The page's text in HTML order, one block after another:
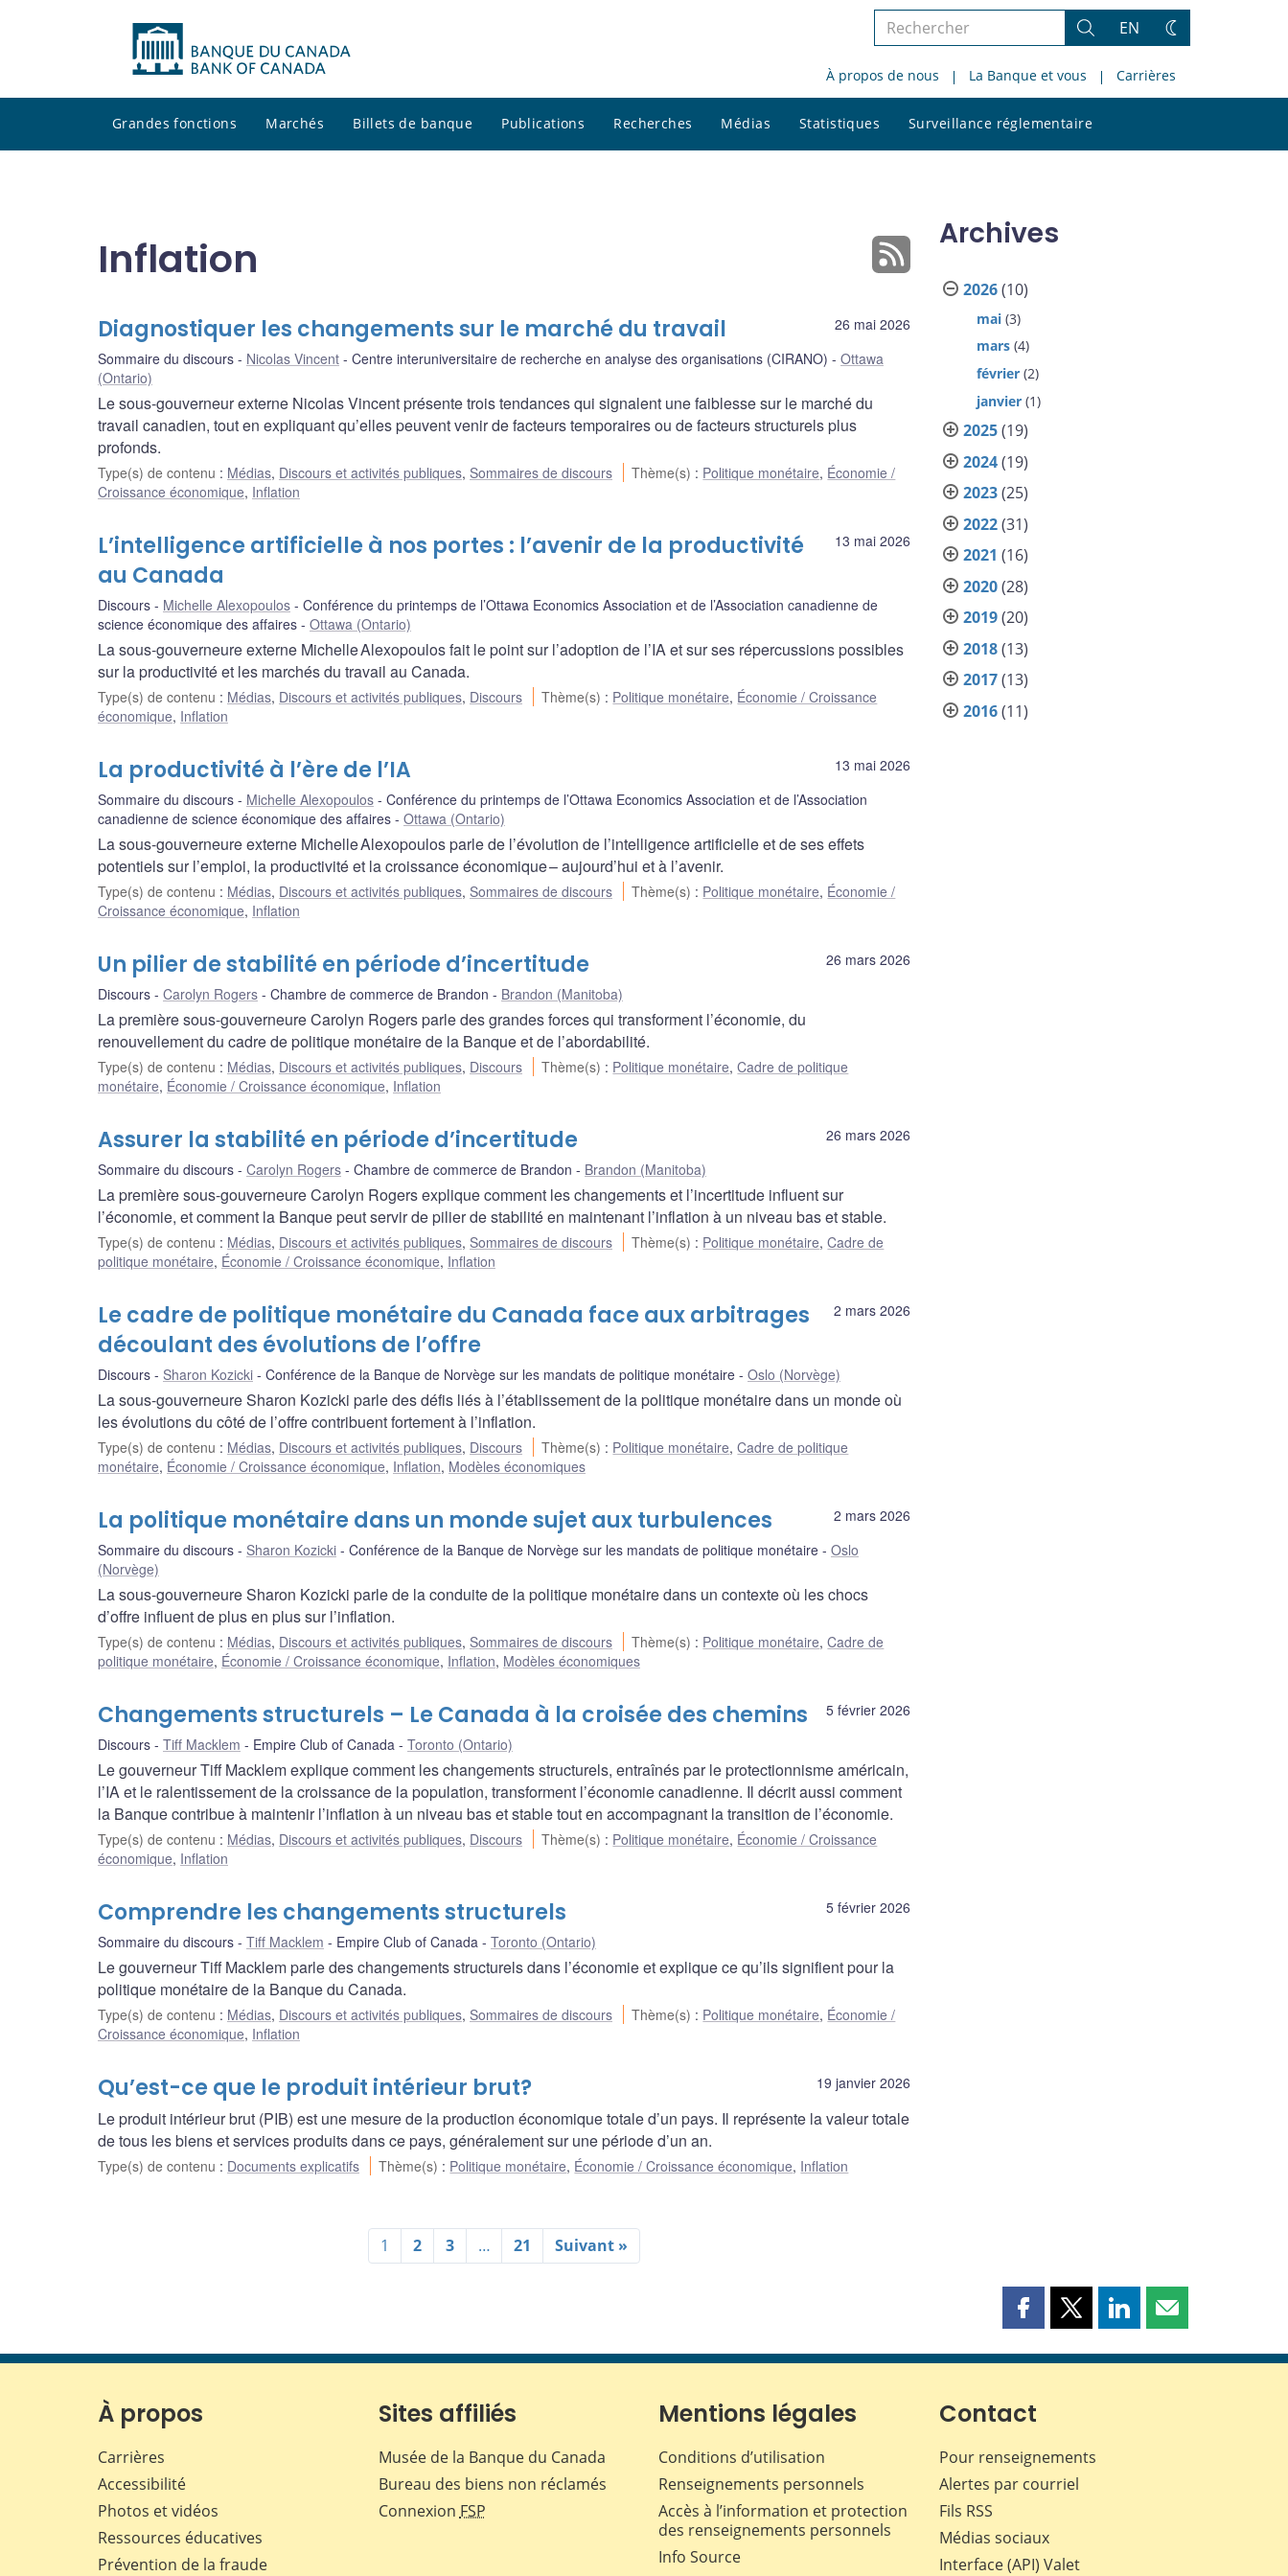
Rechercher
le
site
Rechercher
EN
Changez
thème
À propos de nous La Banque et vous Carrières
Grandes fonctions Marchés Billets de banque Publications Recherches Médias Statistiques Surveillance réglementaire
le
Inflation
26 mai 2026
Diagnostiquer les changements sur le marché du travail
Sommaire du discours Nicolas Vincent Centre interuniversitaire de recherche en analyse des organisations (CIRANO)
Ottawa
(Ontario)
Le sous-gouverneur externe Nicolas Vincent présente trois tendances qui signalent une faiblesse sur le marché du
travail canadien, tout en expliquant qu’elles peuvent venir de facteurs temporaires ou de facteurs structurels plus
profonds.
Type(s) de contenu : Médias, Discours et activités publiques, Sommaires de discours Thème(s) : Politique monétaire, Économie /
Croissance économique, Inflation
13 mai 2026
L’intelligence artificielle à nos portes : l’avenir de la productivité
au Canada
Discours Michelle Alexopoulos
Conférence du printemps de l’Ottawa Economics Association et de l’Association canadienne de
science économique des affaires
Ottawa (Ontario)
La sous‑gouverneure externe Michelle Alexopoulos fait le point sur l’adoption de l’IA et sur ses répercussions possibles
sur la productivité et les marchés du travail au Canada.
Type(s) de contenu : Médias, Discours et activités publiques, Discours Thème(s) : Politique monétaire, Économie / Croissance
économique, Inflation
13 mai 2026
La productivité à l’ère de l’IA
Sommaire du discours Michelle Alexopoulos
Conférence du printemps de l’Ottawa Economics Association et de l’Association
canadienne de science économique des affaires
Ottawa (Ontario)
La sous-gouverneure externe Michelle Alexopoulos parle de l’évolution de l’intelligence artificielle et de ses effets
potentiels sur l’emploi, la productivité et la croissance économique – aujourd’hui et à l’avenir.
Type(s) de contenu : Médias, Discours et activités publiques, Sommaires de discours Thème(s) : Politique monétaire, Économie /
Croissance économique, Inflation
26 mars 2026
Un pilier de stabilité en période d’incertitude
Discours Carolyn Rogers Chambre de commerce de Brandon Brandon (Manitoba)
La première sous-gouverneure Carolyn Rogers parle des grandes forces qui transforment l’économie, du
renouvellement du cadre de politique monétaire de la Banque et de l’abordabilité.
Type(s) de contenu : Médias, Discours et activités publiques, Discours Thème(s) : Politique monétaire,Cadre de politique
monétaire, Économie / Croissance économique, Inflation
26 mars 2026
Assurer la stabilité en période d’incertitude
Sommaire du discours Carolyn Rogers Chambre de commerce de Brandon Brandon (Manitoba)
La première sous-gouverneure Carolyn Rogers explique comment les changements et l’incertitude influent sur
l’économie, et comment la Banque peut servir de pilier de stabilité en maintenant l’inflation à un niveau bas et stable.
Type(s) de contenu : Médias, Discours et activités publiques, Sommaires de discours Thème(s) : Politique monétaire,Cadre de
politique monétaire, Économie / Croissance économique, Inflation
2 mars 2026
Le cadre de politique monétaire du Canada face aux arbitrages
découlant des évolutions de l’offre
Discours Sharon Kozicki Conférence de la Banque de Norvège sur les mandats de politique monétaire Oslo (Norvège)
La sous-gouverneure Sharon Kozicki parle des défis liés à l’établissement de la politique monétaire dans un monde où
les évolutions du côté de l’offre contribuent fortement à l’inflation.
Type(s) de contenu : Médias, Discours et activités publiques, Discours Thème(s) : Politique monétaire,Cadre de politique
monétaire, Économie / Croissance économique, Inflation, Modèles économiques
2 mars 2026
La politique monétaire dans un monde sujet aux turbulences
Sommaire du discours Sharon Kozicki Conférence de la Banque de Norvège sur les mandats de politique monétaire
Oslo
(Norvège)
La sous-gouverneure Sharon Kozicki parle de la conduite de la politique monétaire dans un contexte où les chocs
d’offre influent de plus en plus sur l’inflation.
Type(s) de contenu : Médias, Discours et activités publiques, Sommaires de discours Thème(s) : Politique monétaire,Cadre de
politique monétaire, Économie / Croissance économique, Inflation, Modèles économiques
5 février 2026
Changements structurels – Le Canada à la croisée des chemins
Discours Tiff Macklem Empire Club of Canada Toronto (Ontario)
Le gouverneur Tiff Macklem explique comment les changements structurels, entraînés par le protectionnisme américain,
l’IA et le ralentissement de la croissance de la population, transforment l’économie canadienne. Il décrit aussi comment
la Banque contribue à maintenir l’inflation à un niveau bas et stable tout en accompagnant la transition de l’économie.
Type(s) de contenu : Médias, Discours et activités publiques, Discours Thème(s) : Politique monétaire, Économie / Croissance
économique, Inflation
5 février 2026
Comprendre les changements structurels
Sommaire du discours Tiff Macklem Empire Club of Canada Toronto (Ontario)
Le gouverneur Tiff Macklem parle des changements structurels dans l’économie et explique ce qu’ils signifient pour la
politique monétaire de la Banque du Canada.
Type(s) de contenu : Médias, Discours et activités publiques, Sommaires de discours Thème(s) : Politique monétaire, Économie /
Croissance économique, Inflation
19 janvier 2026
Qu’est-ce que le produit intérieur brut?
Le produit intérieur brut (PIB) est une mesure de la production économique totale d’un pays. Il représente la valeur totale
de tous les biens et services produits dans ce pays, généralement sur une période d’un an.
Type(s) de contenu : Documents explicatifs Thème(s) : Politique monétaire, Économie / Croissance économique, Inflation
1 2 3 … 21 Suivant »
Archives
2026(10)
mai (3)
mars (4)
février (2)
janvier (1)
2025(19)
2024(19)
2023(25)
2022(31)
2021 (16)
2020(28)
2019(20)
2018(13)
2017(13)
2016(11)
Partager
page
Facebook
Partager
page
Partager
page
Partager
page
À propos
Carrières
Accessibilité
Photos et vidéos
Ressources éducatives
Prévention de la fraude
Sites affiliés
Musée de la Banque du Canada
Bureau des biens non réclamés
Connexion FSP
Mentions légales
Conditions d’utilisation
Renseignements personnels
Accès à l’information et protection
des renseignements personnels
Info Source
Contact
Pour renseignements
Alertes par courriel
Fils RSS
Médias sociaux
Interface (API) Valet